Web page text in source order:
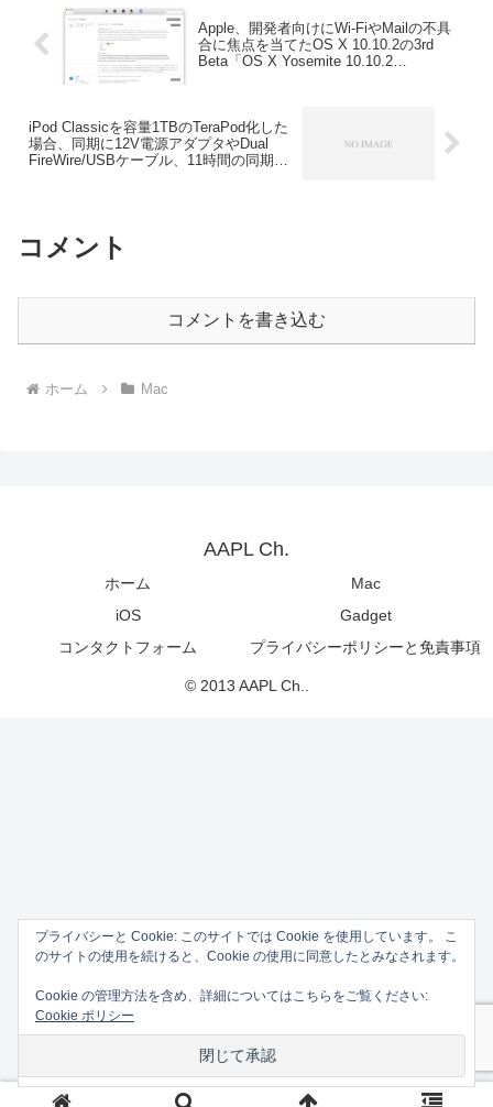
Apple、開発者向けにWi-FiやMailの不具
合に焦点を当てたOS X 10.10.2の3rd
Beta「OS X Yosemite 10.10.2
iPod Classicを容量1TBのTeraPod化した
場合、同期に12V電源アダプタやDual
FireWire/USBケーブル、11時間の同期時
コメント
コメントを書き込む
ホーム Mac
AAPL Ch.
ホーム
Mac
iOS
Gadget
コンタクトフォーム
プライバシーポリシーと免責事項
© 2013 AAPL Ch..
プライバシーと Cookie: このサイトでは Cookie を使用しています。 こ
のサイトの使用を続けると、Cookie の使用に同意したとみなされます。
Cookie の管理方法を含め、詳細についてはこちらをご覧ください:
Cookie ポリシー